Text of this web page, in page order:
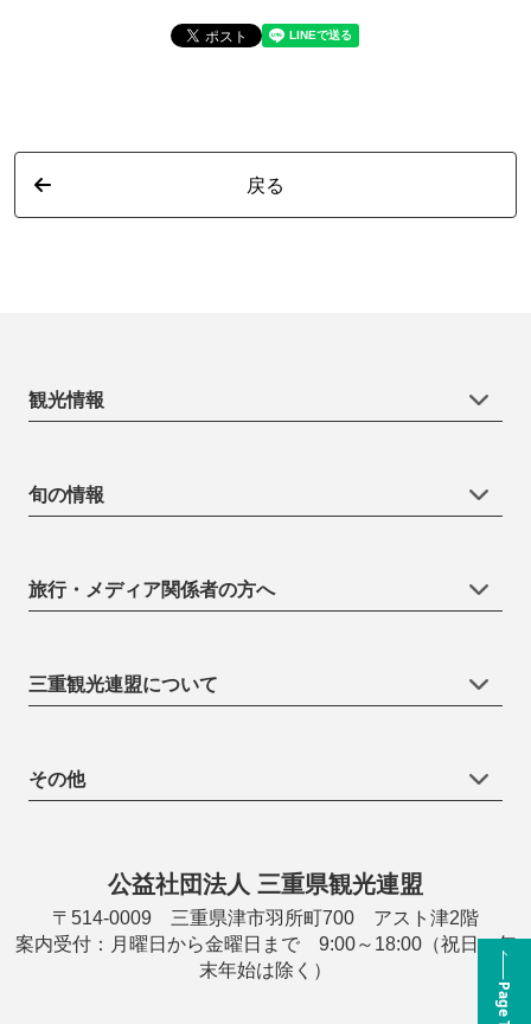
戻る
観光情報
旬の情報
旅行・メディア関係者の方へ
三重観光連盟について
その他
公益社団法人 三重県観光連盟
〒514-0009 三重県津市羽所町700 アスト津2階
案内受付：月曜日から金曜日まで 9:00～18:00（祝日・年
末年始は除く）